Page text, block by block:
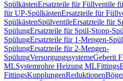
SpülkästenErsatzteile für Füllventile
für UP-SpülkästenErsatzteile für
SpülkästenSpülventileErsatzteile für
SpülungErsatzteile für Spül-Stopp-
SpülungErsatzteile für 1-Mengen-
SpülungErsatzteile für 2-Mengen-
SpülungVersorgungssystemeGeberit
MLSystemrohre Heizung MLFittings
FittingsKupplungenReduktionen